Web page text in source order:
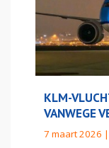
KLM-
VANWEGE
7 maart 2026